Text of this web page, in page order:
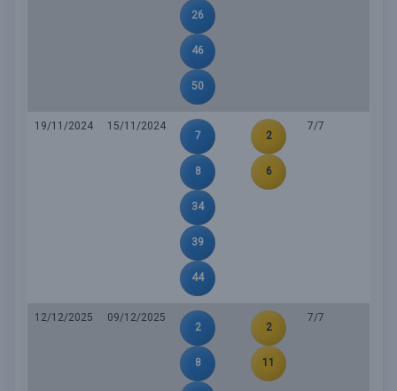
26
46
50
19/11/2024
15/11/2024
7
8
34
39
44
2
6
7/7
12/12/2025
09/12/2025
2
8
2
11
7/7